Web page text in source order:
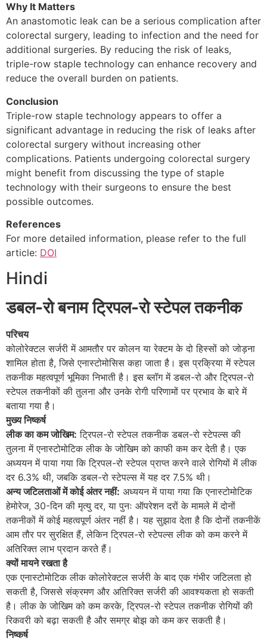
Why It Matters
An anastomotic leak can be a serious complication after
colorectal surgery, leading to infection and the need for
additional surgeries. By reducing the risk of leaks,
triple-row staple technology can enhance recovery and
reduce the overall burden on patients.
Conclusion
Triple-row staple technology appears to offer a
significant advantage in reducing the risk of leaks after
colorectal surgery without increasing other
complications. Patients undergoing colorectal surgery
might benefit from discussing the type of staple
technology with their surgeons to ensure the best
possible outcomes.
References
For more detailed information, please refer to the full
article: DOI
Hindi
डबल-रो बनाम ट्रिपल-रो स्टेपल तकनीक
परिचय
कोलोरेक्टल सर्जरी में आमतौर पर कोलन या रेक्टम के दो हिस्सों को जोड़ना
शामिल होता है, जिसे एनास्टोमोसिस कहा जाता है। इस प्रक्रिया में स्टेपल
तकनीक महत्वपूर्ण भूमिका निभाती है। इस ब्लॉग में डबल-रो और ट्रिपल-रो
स्टेपल तकनीकों की तुलना और उनके रोगी परिणामों पर प्रभाव के बारे में
बताया गया है।
मुख्य निष्कर्ष
लीक का कम जोखिम: ट्रिपल-रो स्टेपल तकनीक डबल-रो स्टेपल्स की
तुलना में एनास्टोमोटिक लीक के जोखिम को काफी कम कर देती है। एक
अध्ययन में पाया गया कि ट्रिपल-रो स्टेपल प्राप्त करने वाले रोगियों में लीक
दर 6.3% थी, जबकि डबल-रो स्टेपल्स में यह दर 7.5% थी।
अन्य जटिलताओं में कोई अंतर नहीं: अध्ययन में पाया गया कि एनास्टोमोटिक
हेमोरेज, 30-दिन की मृत्यु दर, या पुनः ऑपरेशन दरों के मामले में दोनों
तकनीकों में कोई महत्वपूर्ण अंतर नहीं है। यह सुझाव देता है कि दोनों तकनीकें
आम तौर पर सुरक्षित हैं, लेकिन ट्रिपल-रो स्टेपल्स लीक को कम करने में
अतिरिक्त लाभ प्रदान करते हैं।
क्यों मायने रखता है
एक एनास्टोमोटिक लीक कोलोरेक्टल सर्जरी के बाद एक गंभीर जटिलता हो
सकती है, जिससे संक्रमण और अतिरिक्त सर्जरी की आवश्यकता हो सकती
है। लीक के जोखिम को कम करके, ट्रिपल-रो स्टेपल तकनीक रोगियों की
रिकवरी को बढ़ा सकती है और समग्र बोझ को कम कर सकती है।
निष्कर्ष